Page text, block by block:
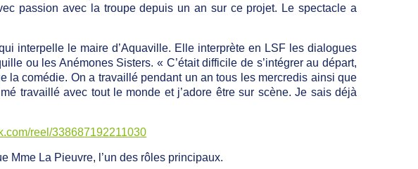
passion avec la troupe depuis un an sur ce projet. Le spectacle a
interpelle le maire d’Aquaville. Elle interprète en LSF les dialogues
ou les Anémones Sisters. « C’était difficile de s’intégrer au départ,
la comédie. On a travaillé pendant un an tous les mercredis ainsi que
travaillé avec tout le monde et j’adore être sur scène. Je sais déjà
reel/338687192211030
Mme La Pieuvre, l’un des rôles principaux.